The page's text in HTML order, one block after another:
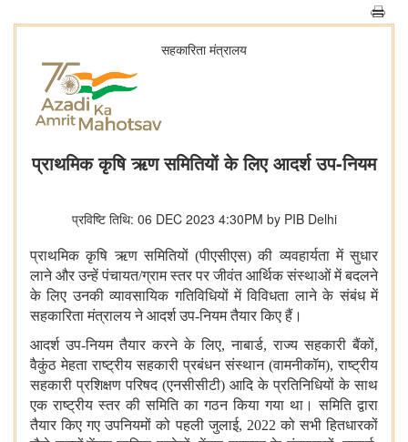
सहकारिता मंत्रालय
प्राथमिक कृषि ऋण समितियों के लिए आदर्श उप-नियम
प्रविष्टि तिथि: 06 DEC 2023 4:30PM by PIB Delhi
प्राथमिक कृषि ऋण समितियों (पीएसीएस) की व्यवहार्यता में सुधार
लाने और उन्हें पंचायत/ग्राम स्तर पर जीवंत आर्थिक संस्थाओं में बदलने
के लिए उनकी व्यावसायिक गतिविधियों में विविधता लाने के संबंध में
सहकारिता मंत्रालय ने आदर्श उप-नियम तैयार किए हैं।
आदर्श उप-नियम तैयार करने के लिए, नाबार्ड, राज्य सहकारी बैंकों,
वैकुंठ मेहता राष्ट्रीय सहकारी प्रबंधन संस्थान (वामनीकॉम), राष्ट्रीय
सहकारी प्रशिक्षण परिषद (एनसीसीटी) आदि के प्रतिनिधियों के साथ
एक राष्ट्रीय स्तर की समिति का गठन किया गया था। समिति द्वारा
तैयार किए गए उपनियमों को पहली जुलाई, 2022 को सभी हितधारकों